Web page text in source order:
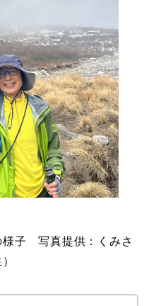
様子 写真提供：くみさ